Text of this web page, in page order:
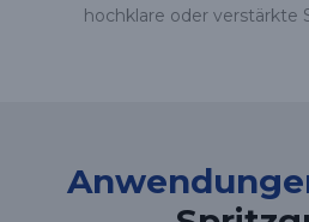
hochklare oder verstärkte